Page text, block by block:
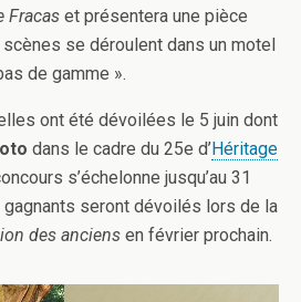
Fracas et présentera une pièce
se déroulent dans un motel
de gamme ».
ont été dévoilées le 5 juin dont
dans le cadre du 25e d’Héritage
s’échelonne jusqu’au 31
seront dévoilés lors de la
des anciensen février prochain.